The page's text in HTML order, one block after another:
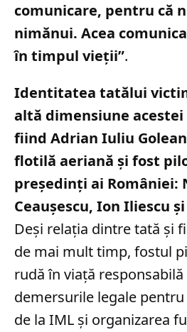
comunicare, pentru că
nimănui. Acea
în timpul vieții”.
Identitatea tatălui
altă dimensiune
fiind Adrian Iuliu
flotilă aeriană și fost
președinți ai României:
Ceaușescu, Ion Iliescu
Deși relația dintre tată și
de mai mult timp, fostul
rudă în viață
demersurile legale
de la IML și organizarea